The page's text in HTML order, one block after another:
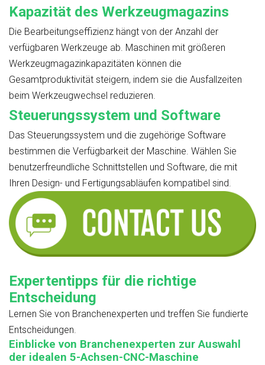
Kapazität des Werkzeugmagazins
Die Bearbeitungseffizienz hängt von der Anzahl der
verfügbaren Werkzeuge ab. Maschinen mit größeren
Werkzeugmagazinkapazitäten können die
Gesamtproduktivität steigern, indem sie die Ausfallzeiten
beim Werkzeugwechsel reduzieren.
Steuerungssystem und Software
Das Steuerungssystem und die zugehörige Software
bestimmen die Verfügbarkeit der Maschine. Wählen Sie
benutzerfreundliche Schnittstellen und Software, die mit
Ihren Design- und Fertigungsabläufen kompatibel sind.
Expertentipps für die richtige
Entscheidung
Lernen Sie von Branchenexperten und treffen Sie fundierte
Entscheidungen.
Einblicke von Branchenexperten zur Auswahl
der idealen 5-Achsen-CNC-Maschine